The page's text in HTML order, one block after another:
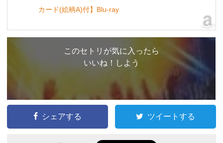
カード(絵柄A)付】Blu-ray
このセトリが気に入ったら
いいね！しよう
シェアする ツイートする